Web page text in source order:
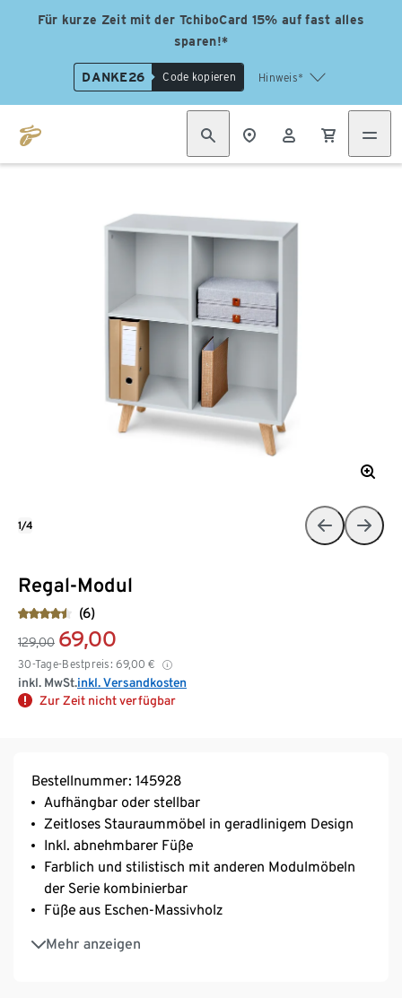
Für kurze Zeit mit der TchiboCard 15% auf fast alles
sparen!*
DANKE26 Code kopieren Hinweis*
Regal-Modul
(6)
129,00 69,00
30-Tage-Bestpreis: 69,00 €
inkl. MwSt.inkl. Versandkosten
Zur Zeit nicht verfügbar
1/4
Bestellnummer: 145928
Aufhängbar oder stellbar
Zeitloses Stauraummöbel in geradlinigem Design
Inkl. abnehmbarer Füße
Farblich und stilistisch mit anderen Modulmöbeln
der Serie kombinierbar
Füße aus Eschen-Massivholz
Mehr anzeigen
Ideal auch im Zusammenspiel mit Kommode oder